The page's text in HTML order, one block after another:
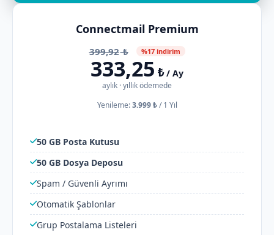
Connectmail Premium
399,92₺ %17 indirim
333,25 ₺/ Ay
aylık · yıllık ödemede
Yenileme:3.999 ₺/1 Yıl
50 GB Posta Kutusu
50 GB Dosya Deposu
Spam / Güvenli Ayrımı
Otomatik Şablonlar
Grup Postalama Listeleri